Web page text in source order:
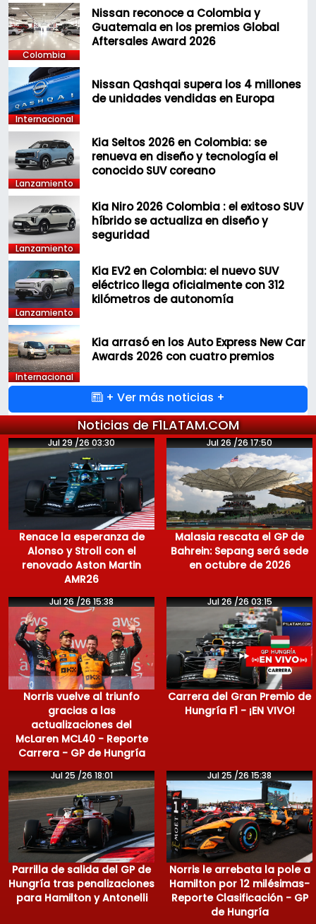
Colombia
Nissan reconoce a Colombia y
Guatemala en los premios Global
Aftersales Award 2026
Internacional
Nissan Qashqai supera los 4 millones
de unidades vendidas en Europa
Lanzamiento
Kia Seltos 2026 en Colombia: se
renueva en diseño y tecnología el
conocido SUV coreano
Lanzamiento
Kia Niro 2026 Colombia : el exitoso SUV
híbrido se actualiza en diseño y
seguridad
Lanzamiento
Kia EV2 en Colombia: el nuevo SUV
eléctrico llega oficialmente con 312
kilómetros de autonomía
Internacional
Kia arrasó en los Auto Express New Car
Awards 2026 con cuatro premios
+ Ver más noticias +
Noticias de F1LATAM.COM
Jul 29 /26 03:30
Renace la esperanza de
Alonso y Stroll con el
renovado Aston Martin
AMR26
Jul 26 /26 17:50
Malasia rescata el GP de
Bahrein: Sepang será sede
en octubre de 2026
Jul 26 /26 15:38
Norris vuelve al triunfo
gracias a las
actualizaciones del
McLaren MCL40 - Reporte
Carrera - GP de Hungría
Jul 26 /26 03:15
Carrera del Gran Premio de
Hungría F1 - ¡EN VIVO!
Jul 25 /26 18:01
Parrilla de salida del GP de
Hungría tras penalizaciones
para Hamilton y Antonelli
Jul 25 /26 15:38
Norris le arrebata la pole a
Hamilton por 12 milésimas-
Reporte Clasificación - GP
de Hungría